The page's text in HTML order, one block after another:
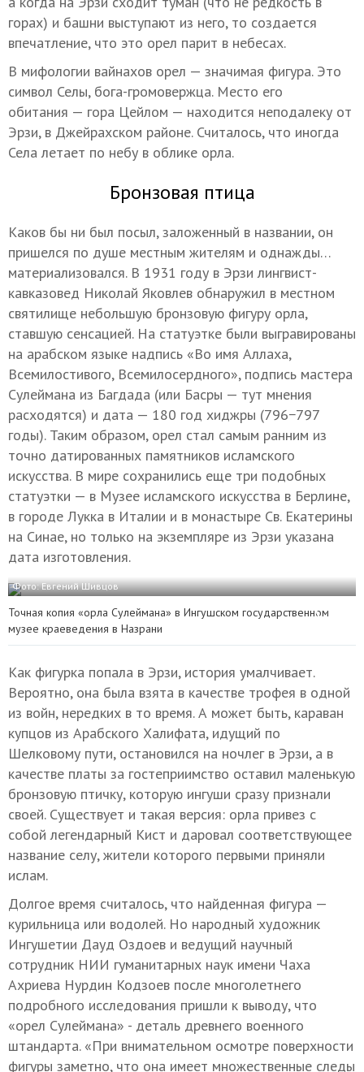
горах) и башни выступают из него, то создается
впечатление, что это орел парит в небесах.
В мифологии вайнахов орел — значимая фигура. Это
символ Селы, бога-громовержца. Место его
обитания — гора Цейлом — находится неподалеку от
Эрзи, в Джейрахском районе. Считалось, что иногда
Села летает по небу в облике орла.
Бронзовая птица
Каков бы ни был посыл, заложенный в названии, он
пришелся по душе местным жителям и однажды…
материализовался. В 1931 году в Эрзи лингвист-
кавказовед Николай Яковлев обнаружил в местном
святилище небольшую бронзовую фигуру орла,
ставшую сенсацией. На статуэтке были выгравированы
на арабском языке надпись «Во имя Аллаха,
Всемилостивого, Всемилосердного», подпись мастера
Сулеймана из Багдада (или Басры — тут мнения
расходятся) и дата — 180 год хиджры (796−797
годы). Таким образом, орел стал самым ранним из
точно датированных памятников исламского
искусства. В мире сохранились еще три подобных
статуэтки — в Музее исламского искусства в Берлине,
в городе Лукка в Италии и в монастыре Св. Екатерины
на Синае, но только на экземпляре из Эрзи указана
дата изготовления.
Фото: Евгений Шивцов
Точная копия «орла Сулеймана» в Ингушском государственном
музее краеведения в Назрани
Как фигурка попала в Эрзи, история умалчивает.
Вероятно, она была взята в качестве трофея в одной
из войн, нередких в то время. А может быть, караван
купцов из Арабского Халифата, идущий по
Шелковому пути, остановился на ночлег в Эрзи, а в
качестве платы за гостеприимство оставил маленькую
бронзовую птичку, которую ингуши сразу признали
своей. Существует и такая версия: орла привез с
собой легендарный Кист и даровал соответствующее
название селу, жители которого первыми приняли
ислам.
Долгое время считалось, что найденная фигура —
курильница или водолей. Но народный художник
Ингушетии Дауд Оздоев и ведущий научный
сотрудник НИИ гуманитарных наук имени Чаха
Ахриева Нурдин Кодзоев после многолетнего
подробного исследования пришли к выводу, что
«орел Сулеймана» - деталь древнего военного
штандарта. «При внимательном осмотре поверхности
фигуры заметно, что она имеет множественные следы